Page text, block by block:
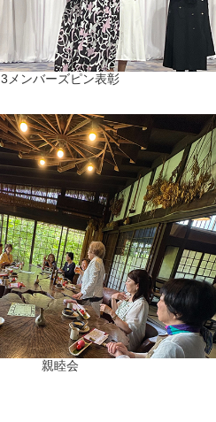
3メンバーズピン表彰
親睦会